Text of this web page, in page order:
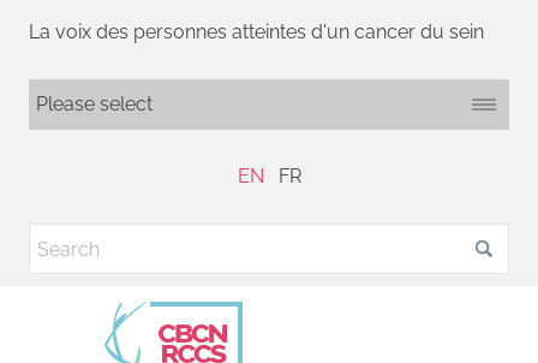
La voix des personnes atteintes d'un cancer du sein
EN FR